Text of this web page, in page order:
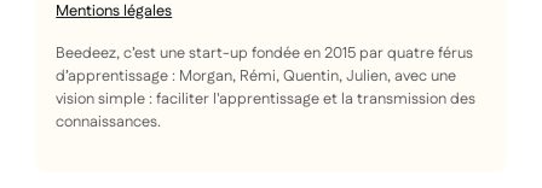
Mentions légales
Beedeez, c’est une start-up fondée en 2015 par quatre férus
d’apprentissage : Morgan, Rémi, Quentin, Julien, avec une
vision simple : faciliter l'apprentissage et la transmission des
connaissances.